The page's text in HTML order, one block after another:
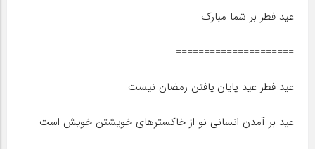
عید فطر بر شما مبارک
=====================
عید فطر عید پایان یافتن رمضان نیست
عید بر آمدن انسانی نو از خاکسترهای خویشتن خویش است